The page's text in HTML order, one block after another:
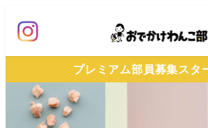
ン
プレミアム部員募集スタ